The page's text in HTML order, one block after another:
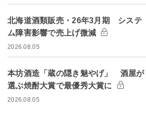
北海道酒類販売・26年3月期 システ
ム障害影響で売上げ微減
2026.08.05
本坊酒造「蔵の隠き魅やげ」 酒屋が
選ぶ焼酎大賞で最優秀大賞に
2026.08.05